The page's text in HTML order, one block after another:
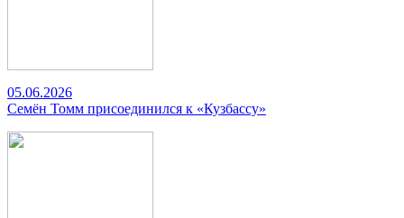
05.06.2026
Семён Томм присоединился к «Кузбассу»